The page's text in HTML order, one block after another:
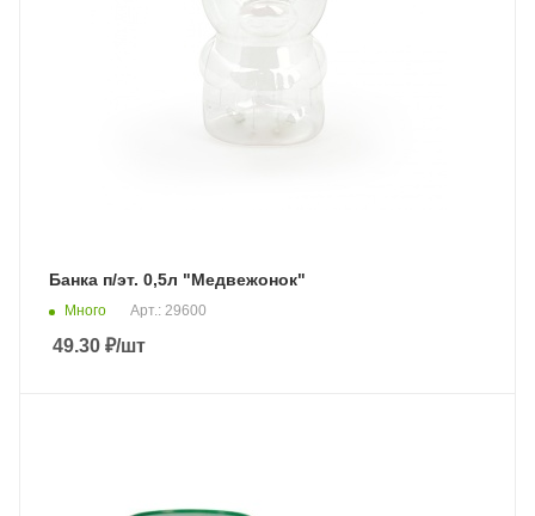
Банка п/эт. 0,5л "Медвежонок"
Много Арт.: 29600
49.30 ₽/шт